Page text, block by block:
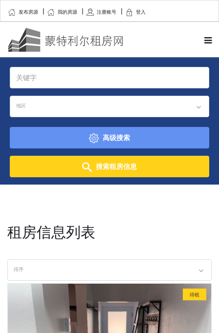
发布房源 我的房源 注册账号 登入
地区
高级搜索
搜索租房信息
租房信息列表
排序
待租